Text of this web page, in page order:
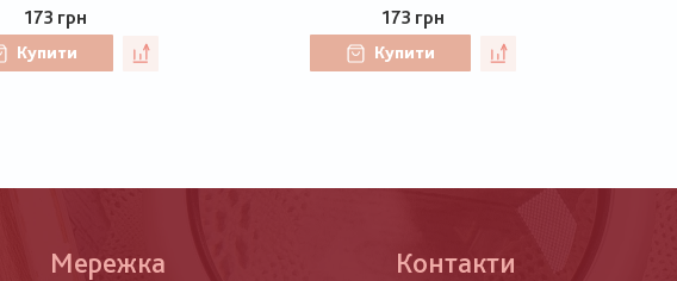
173 грн
Купити
173 грн
Купити
Меню
Мережка Контакти